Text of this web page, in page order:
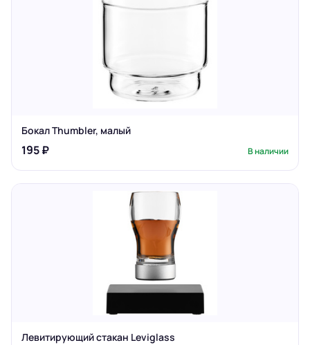
Бокал Thumbler, малый
195 ₽ В наличии
Левитирующий стакан Leviglass